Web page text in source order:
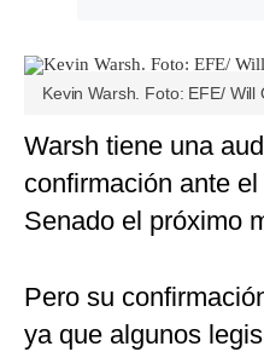
Kevin Warsh. Foto: EFE/ Will
Warsh tiene una
confirmación ante
Senado el próximo
Pero su
ya que algunos